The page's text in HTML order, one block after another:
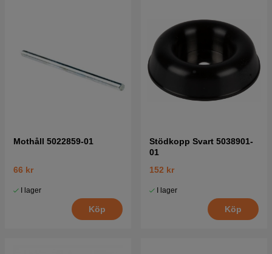
Mothåll 5022859-01
66 kr
I lager
Köp
Stödkopp Svart 5038901-
01
152 kr
I lager
Köp